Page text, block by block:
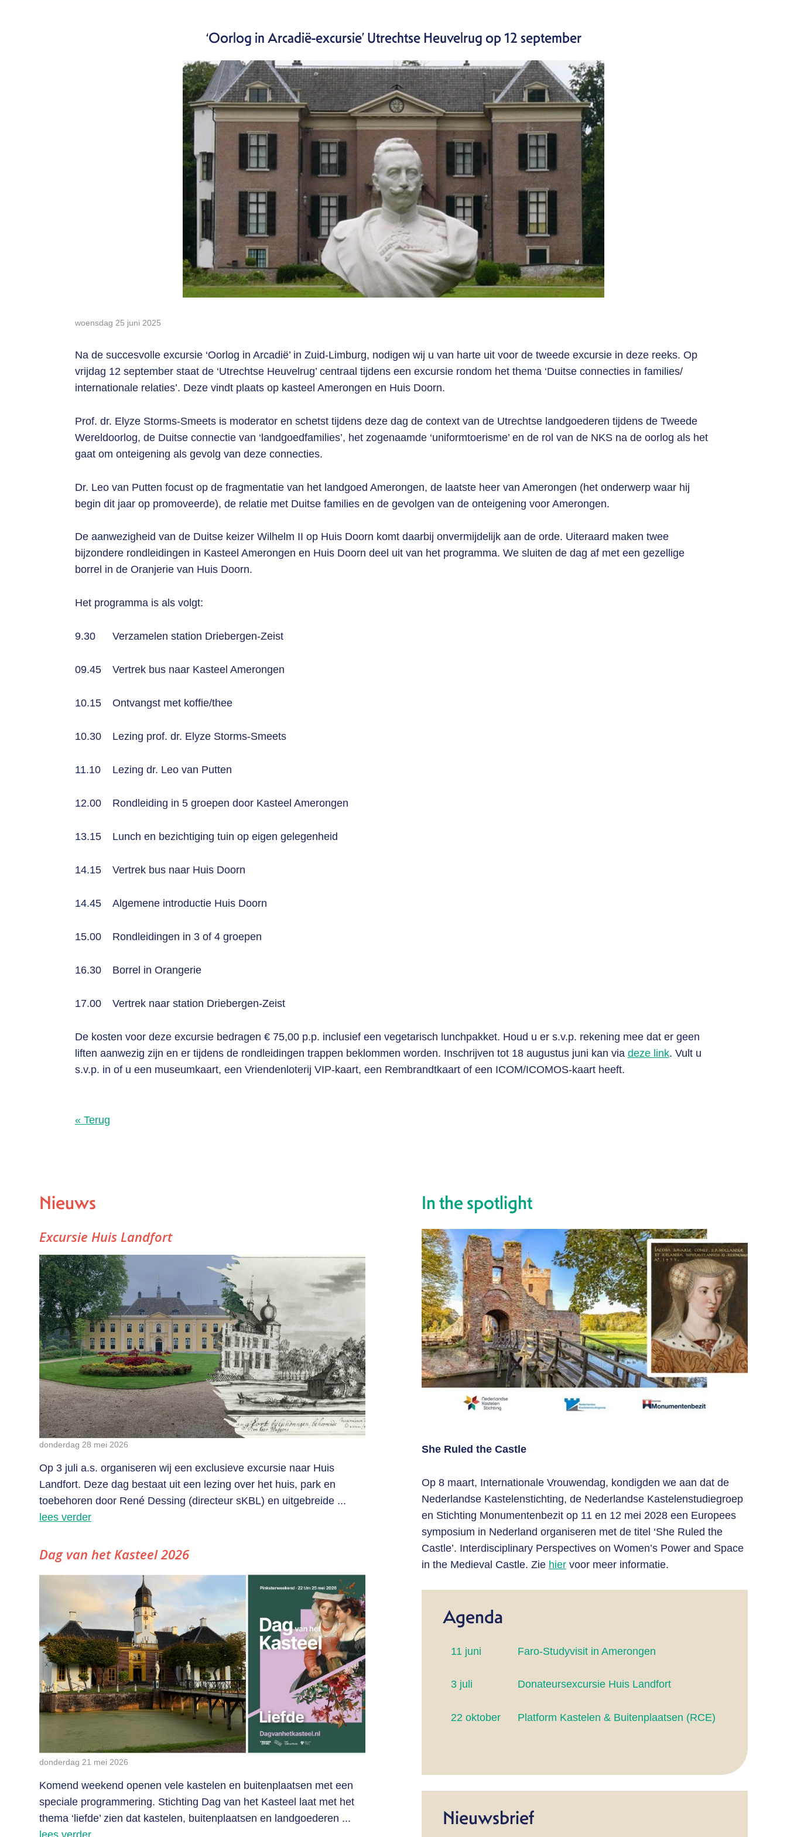
‘Oorlog in Arcadië-excursie’ Utrechtse Heuvelrug op 12 september
woensdag 25 juni 2025
Na de succesvolle excursie ‘Oorlog in Arcadië’ in Zuid-Limburg, nodigen wij u van harte uit voor de tweede excursie in deze reeks. Op
vrijdag 12 september staat de ‘Utrechtse Heuvelrug’ centraal tijdens een excursie rondom het thema ‘Duitse connecties in families/
internationale relaties’. Deze vindt plaats op kasteel Amerongen en Huis Doorn.
Prof. dr. Elyze Storms-Smeets is moderator en schetst tijdens deze dag de context van de Utrechtse landgoederen tijdens de Tweede
Wereldoorlog, de Duitse connectie van ‘landgoedfamilies’, het zogenaamde ‘uniformtoerisme’ en de rol van de NKS na de oorlog als het
gaat om onteigening als gevolg van deze connecties.
Dr. Leo van Putten focust op de fragmentatie van het landgoed Amerongen, de laatste heer van Amerongen (het onderwerp waar hij
begin dit jaar op promoveerde), de relatie met Duitse families en de gevolgen van de onteigening voor Amerongen.
De aanwezigheid van de Duitse keizer Wilhelm II op Huis Doorn komt daarbij onvermijdelijk aan de orde. Uiteraard maken twee
bijzondere rondleidingen in Kasteel Amerongen en Huis Doorn deel uit van het programma. We sluiten de dag af met een gezellige
borrel in de Oranjerie van Huis Doorn.
Het programma is als volgt:
9.30 Verzamelen station Driebergen-Zeist
09.45 Vertrek bus naar Kasteel Amerongen
10.15 Ontvangst met koffie/thee
10.30 Lezing prof. dr. Elyze Storms-Smeets
11.10 Lezing dr. Leo van Putten
12.00 Rondleiding in 5 groepen door Kasteel Amerongen
13.15 Lunch en bezichtiging tuin op eigen gelegenheid
14.15 Vertrek bus naar Huis Doorn
14.45 Algemene introductie Huis Doorn
15.00 Rondleidingen in 3 of 4 groepen
16.30 Borrel in Orangerie
17.00 Vertrek naar station Driebergen-Zeist
De kosten voor deze excursie bedragen € 75,00 p.p. inclusief een vegetarisch lunchpakket. Houd u er s.v.p. rekening mee dat er geen
liften aanwezig zijn en er tijdens de rondleidingen trappen beklommen worden. Inschrijven tot 18 augustus juni kan via deze link. Vult u
s.v.p. in of u een museumkaart, een Vriendenloterij VIP-kaart, een Rembrandtkaart of een ICOM/ICOMOS-kaart heeft.
« Terug
Nieuws
Excursie Huis Landfort
donderdag 28 mei 2026
Op 3 juli a.s. organiseren wij een exclusieve excursie naar Huis
Landfort. Deze dag bestaat uit een lezing over het huis, park en
toebehoren door René Dessing (directeur sKBL) en uitgebreide ...
lees verder
Dag van het Kasteel 2026
donderdag 21 mei 2026
Komend weekend openen vele kastelen en buitenplaatsen met een
speciale programmering. Stichting Dag van het Kasteel laat met het
thema ‘liefde’ zien dat kastelen, buitenplaatsen en landgoederen ...
In the spotlight
She Ruled the Castle
Op 8 maart, Internationale Vrouwendag, kondigden we aan dat de
Nederlandse Kastelenstichting, de Nederlandse Kastelenstudiegroep
en Stichting Monumentenbezit op 11 en 12 mei 2028 een Europees
symposium in Nederland organiseren met de titel ‘She Ruled the
Castle’. Interdisciplinary Perspectives on Women’s Power and Space
in the Medieval Castle. Zie hier voor meer informatie.
Agenda
11 juni
3 juli
22 oktober
Faro-Studyvisit in Amerongen
Donateursexcursie Huis Landfort
Platform Kastelen & Buitenplaatsen (RCE)
Nieuwsbrief